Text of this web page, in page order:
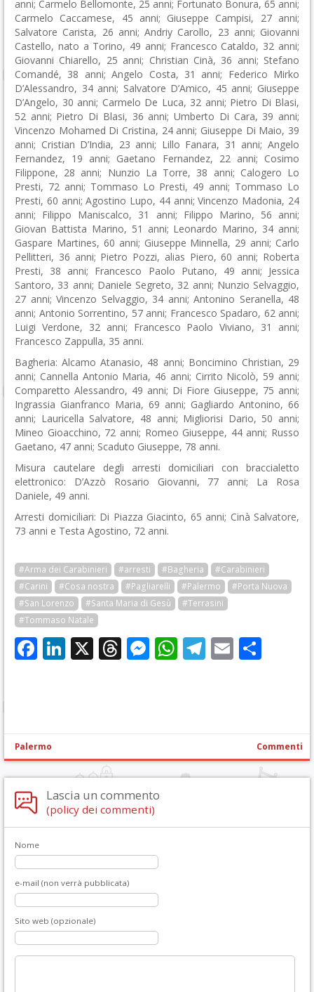
anni; Carmelo Bellomonte, 25 anni; Fortunato Bonura, 65 anni;
Carmelo Caccamese, 45 anni; Giuseppe Campisi, 27 anni;
Salvatore Carista, 26 anni; Andriy Carollo, 23 anni; Giovanni
Castello, nato a Torino, 49 anni; Francesco Cataldo, 32 anni;
Giovanni Chiarello, 25 anni; Christian Cinà, 36 anni; Stefano
Comandé, 38 anni; Angelo Costa, 31 anni; Federico Mirko
D’Alessandro, 34 anni; Salvatore D’Amico, 45 anni; Giuseppe
D’Angelo, 30 anni; Carmelo De Luca, 32 anni; Pietro Di Blasi,
52 anni; Pietro Di Blasi, 36 anni; Umberto Di Cara, 39 anni;
Vincenzo Mohamed Di Cristina, 24 anni; Giuseppe Di Maio, 39
anni; Cristian D’India, 23 anni; Lillo Fanara, 31 anni; Angelo
Fernandez, 19 anni; Gaetano Fernandez, 22 anni; Cosimo
Filippone, 28 anni; Nunzio La Torre, 38 anni; Calogero Lo
Presti, 72 anni; Tommaso Lo Presti, 49 anni; Tommaso Lo
Presti, 60 anni; Agostino Lupo, 44 anni; Vincenzo Madonia, 24
anni; Filippo Maniscalco, 31 anni; Filippo Marino, 56 anni;
Giovan Battista Marino, 51 anni; Leonardo Marino, 34 anni;
Gaspare Martines, 60 anni; Giuseppe Minnella, 29 anni; Carlo
Pellitteri, 36 anni; Pietro Pozzi, alias Piero, 60 anni; Roberta
Presti, 38 anni; Francesco Paolo Putano, 49 anni; Jessica
Santoro, 33 anni; Daniele Segreto, 32 anni; Nunzio Selvaggio,
27 anni; Vincenzo Selvaggio, 34 anni; Antonino Seranella, 48
anni; Antonio Sorrentino, 57 anni; Francesco Spadaro, 62 anni;
Luigi Verdone, 32 anni; Francesco Paolo Viviano, 31 anni;
Francesco Zappulla, 35 anni.
Bagheria: Alcamo Atanasio, 48 anni; Boncimino Christian, 29
anni; Cannella Antonio Maria, 46 anni; Cirrito Nicolò, 59 anni;
Comparetto Alessandro, 49 anni; Di Fiore Giuseppe, 75 anni;
Ingrassia Gianfranco Maria, 69 anni; Gagliardo Antonino, 66
anni; Lauricella Salvatore, 48 anni; Migliorisi Dario, 50 anni;
Mineo Gioacchino, 72 anni; Romeo Giuseppe, 44 anni; Russo
Gaetano, 47 anni; Scaduto Giuseppe, 78 anni.
Misura cautelare degli arresti domiciliari con braccialetto
elettronico: D’Azzò Rosario Giovanni, 77 anni; La Rosa
Daniele, 49 anni.
Arresti domiciliari: Di Piazza Giacinto, 65 anni; Cinà Salvatore,
73 anni e Testa Agostino, 72 anni.
#Arma dei Carabinieri #arresti #Bagheria
#Carabinieri
#Carini
#Cosa nostra #Pagliarelli #Palermo
#Porta Nuova
#San Lorenzo
#Santa Maria di Gesù
#Terrasini
#Tommaso Natale
Facebook
LinkedIn
X Threads
Messenger
WhatsApp
Telegram
Email
Palermo Commenti
Lascia un commento
(policy dei commenti)
Nome
e-mail (non verrà pubblicata)
Sito web (opzionale)